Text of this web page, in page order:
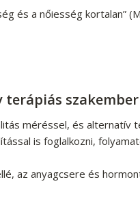
és a nőiesség kortalan”
terápiás szakember
méréssel, és alternatív
is foglalkozni,
az anyagcsere és